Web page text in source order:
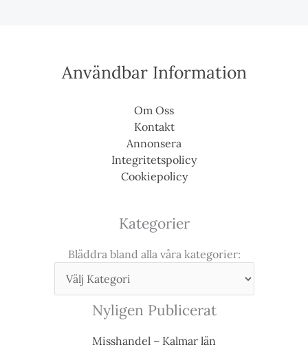
Användbar Information
Om Oss
Kontakt
Annonsera
Integritetspolicy
Cookiepolicy
Kategorier
Bläddra bland alla våra kategorier:
Nyligen Publicerat
Misshandel – Kalmar län